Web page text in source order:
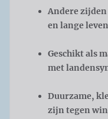
Andere
en lange
Geschikt als
met
Duurzame,
zijn tegen